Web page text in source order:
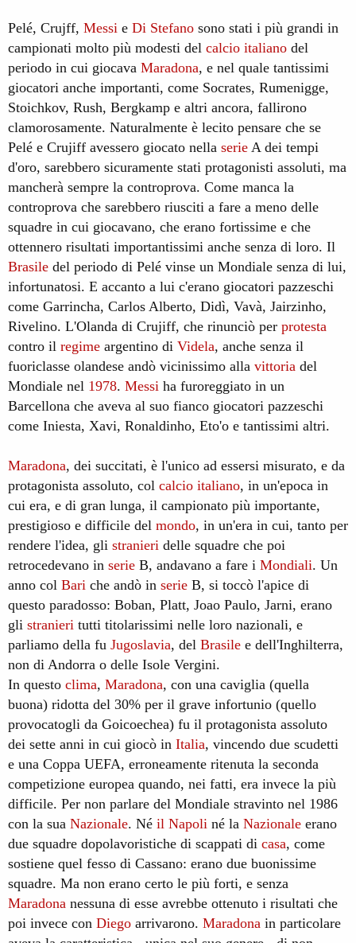
Pelé, Crujff, Messi e Di Stefano sono stati i più grandi in
campionati molto più modesti del calcio italiano del
periodo in cui giocava Maradona, e nel quale tantissimi
giocatori anche importanti, come Socrates, Rumenigge,
Stoichkov, Rush, Bergkamp e altri ancora, fallirono
clamorosamente. Naturalmente è lecito pensare che se
Pelé e Crujiff avessero giocato nella serie A dei tempi
d'oro, sarebbero sicuramente stati protagonisti assoluti, ma
mancherà sempre la controprova. Come manca la
controprova che sarebbero riusciti a fare a meno delle
squadre in cui giocavano, che erano fortissime e che
ottennero risultati importantissimi anche senza di loro. Il
Brasile del periodo di Pelé vinse un Mondiale senza di lui,
infortunatosi. E accanto a lui c'erano giocatori pazzeschi
come Garrincha, Carlos Alberto, Didì, Vavà, Jairzinho,
Rivelino. L'Olanda di Crujiff, che rinunciò per protesta
contro il regime argentino di Videla, anche senza il
fuoriclasse olandese andò vicinissimo alla vittoria del
Mondiale nel 1978. Messi ha furoreggiato in un
Barcellona che aveva al suo fianco giocatori pazzeschi
come Iniesta, Xavi, Ronaldinho, Eto'o e tantissimi altri.
Maradona, dei succitati, è l'unico ad essersi misurato, e da
protagonista assoluto, col calcio italiano, in un'epoca in
cui era, e di gran lunga, il campionato più importante,
prestigioso e difficile del mondo, in un'era in cui, tanto per
rendere l'idea, gli stranieri delle squadre che poi
retrocedevano in serie B, andavano a fare i Mondiali. Un
anno col Bari che andò in serie B, si toccò l'apice di
questo paradosso: Boban, Platt, Joao Paulo, Jarni, erano
gli stranieri tutti titolarissimi nelle loro nazionali, e
parliamo della fu Jugoslavia, del Brasile e dell'Inghilterra,
non di Andorra o delle Isole Vergini.
In questo clima, Maradona, con una caviglia (quella
buona) ridotta del 30% per il grave infortunio (quello
provocatogli da Goicoechea) fu il protagonista assoluto
dei sette anni in cui giocò in Italia, vincendo due scudetti
e una Coppa UEFA, erroneamente ritenuta la seconda
competizione europea quando, nei fatti, era invece la più
difficile. Per non parlare del Mondiale stravinto nel 1986
con la sua Nazionale. Né il Napoli né la Nazionale erano
due squadre dopolavoristiche di scappati di casa, come
sostiene quel fesso di Cassano: erano due buonissime
squadre. Ma non erano certo le più forti, e senza
Maradona nessuna di esse avrebbe ottenuto i risultati che
poi invece con Diego arrivarono. Maradona in particolare